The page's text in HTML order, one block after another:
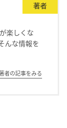
著者
楽しくな
んな情報を
者の記事をみる